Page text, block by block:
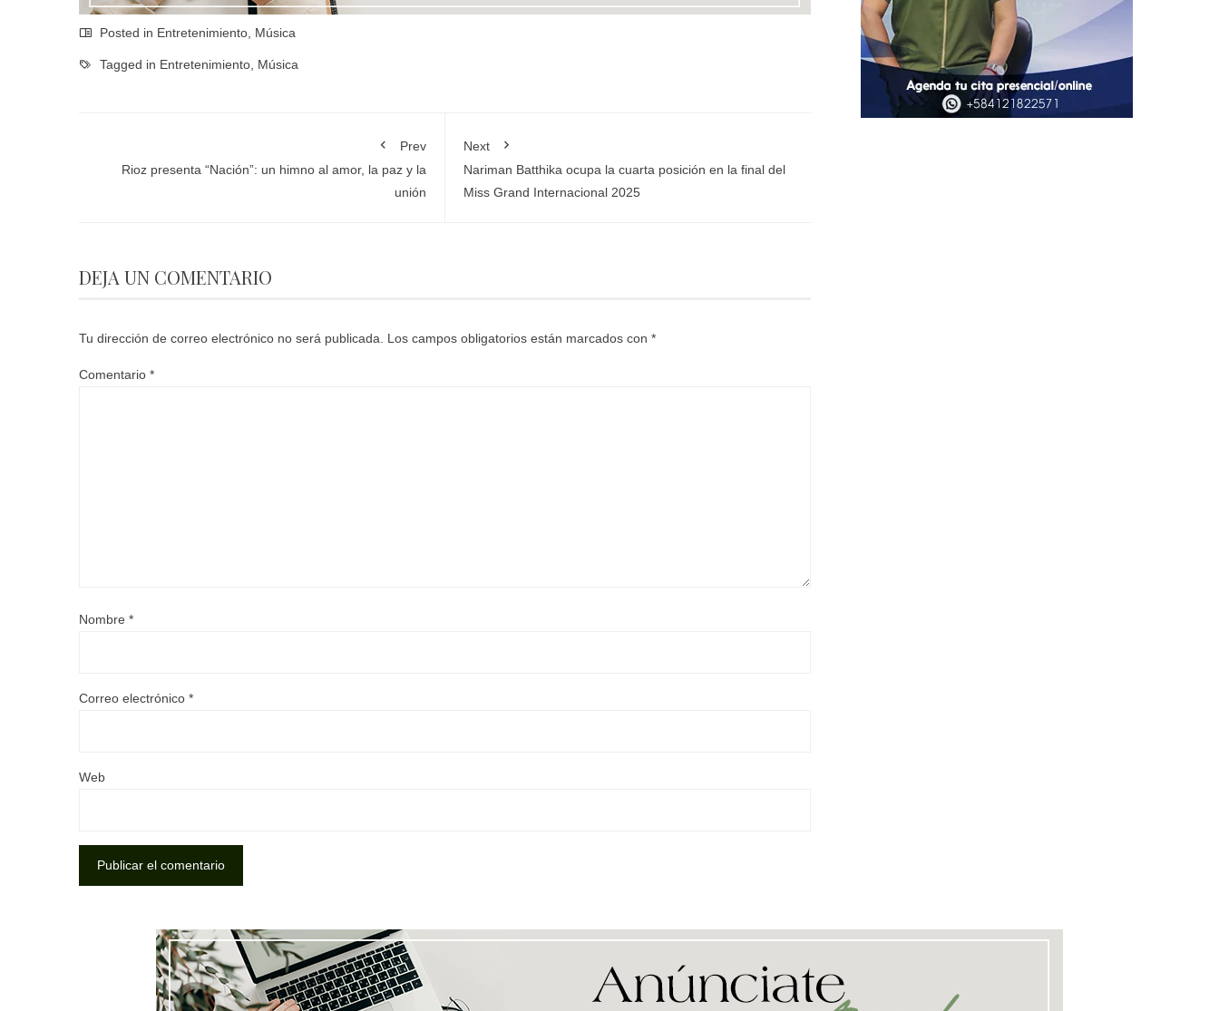
Posted in Entretenimiento Música
Tagged in Entretenimiento Música
Prev
Rioz presenta “Nación”: un himno al amor, la paz y la
unión
Next
Nariman Batthika ocupa la cuarta posición en la final del
Miss Grand Internacional 2025
DEJA UN COMENTARIO
Tu dirección de correo electrónico no será publicada. Los campos obligatorios están marcados con *
Comentario *
Nombre *
Correo electrónico *
Web